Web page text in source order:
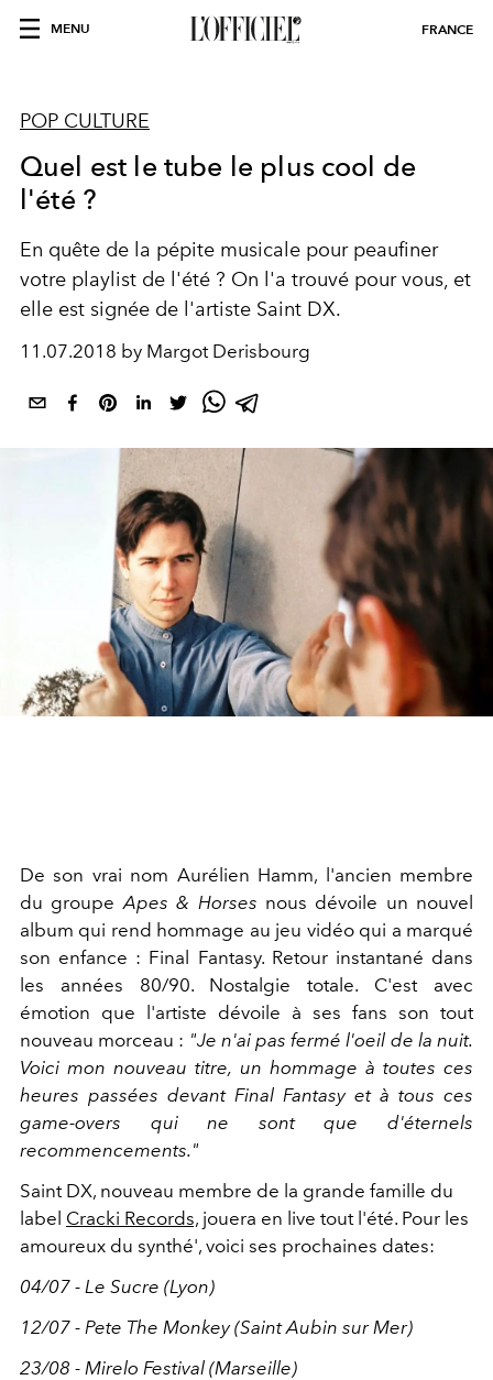
MENU FRANCE
POP CULTURE
Quel est le tube le plus cool de
l'été ?
En quête de la pépite musicale pour peaufiner
votre playlist de l'été ? On l'a trouvé pour vous, et
elle est signée de l'artiste Saint DX.
11.07.2018 by Margot Derisbourg
De son vrai nom Aurélien Hamm, l'ancien membre
du groupe Apes & Horses nous dévoile un nouvel
album qui rend hommage au jeu vidéo qui a marqué
son enfance : Final Fantasy. Retour instantané dans
les années 80/90. Nostalgie totale. C'est avec
émotion que l'artiste dévoile à ses fans son tout
nouveau morceau : "Je n'ai pas fermé l'oeil de la nuit.
Voici mon nouveau titre, un hommage à toutes ces
heures passées devant Final Fantasy et à tous ces
game-overs qui ne sont que d'éternels
recommencements."
Saint DX, nouveau membre de la grande famille du
label Cracki Records, jouera en live tout l'été. Pour les
amoureux du synthé', voici ses prochaines dates:
04/07 - Le Sucre (Lyon)
12/07 - Pete The Monkey (Saint Aubin sur Mer)
23/08 - Mirelo Festival (Marseille)